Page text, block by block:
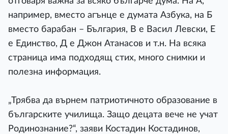
например, вместо агънце е думата Азбука, на Б
вместо барабан – България, В е Васил Левски, Е
е Единство, Д е Джон Атанасов и т.н. На всяка
страница има подходящ стих, много снимки и
полезна информация.
„Трябва да върнем патриотичното образование в
българските училища. Защо децата вече не учат
Родинознание?“, заяви Костадин Костадинов,